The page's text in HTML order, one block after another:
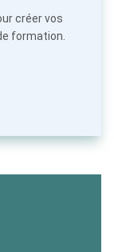
créer vos
formation.